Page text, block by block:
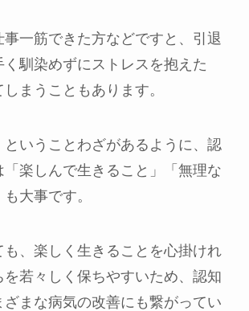
一筋できた方などですと、引退
馴染めずにストレスを抱えた
まうこともあります。
ということわざがあるように、認
「楽しんで生きること」「無理な
大事です。
も、楽しく生きることを心掛けれ
を若々しく保ちやすいため、認知
まな病気の改善にも繋がってい